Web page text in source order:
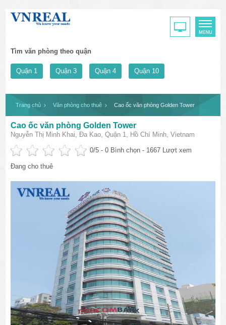
Tìm văn phòng theo quận
Quận 1 Quận 3 Quận 4 Quận 10
Trang chủ Văn phòng cho thuê Cao ốc văn phòng Golden Tower
Cao ốc văn phòng Golden Tower
Nguyễn Thị Minh Khai, Đa Kao, Quận 1, Hồ Chí Minh, Vietnam
0/5 -0 Bình chọn - 1667 Lượt xem
Đang cho thuê
văn phòng cho thuê quận 3
văn phòng quận 1
văn phòng quận 3